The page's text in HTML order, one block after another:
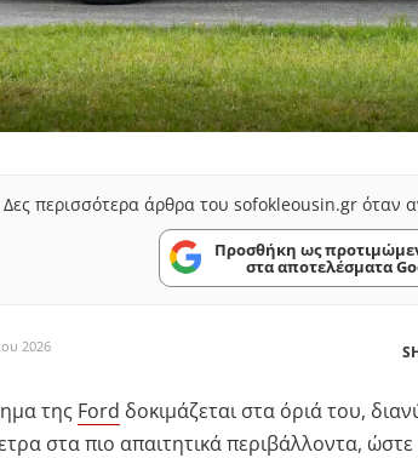
Δες περισσότερα άρθρα του sofokleousin.gr όταν
Προσθήκη ως
στα αποτελέσματα
2026
της Ford δοκιμάζεται στα όριά του,
στα πιο απαιτητικά περιβάλλοντα,